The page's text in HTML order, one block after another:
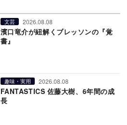
文芸 2026.08.08
濱口竜介が紐解くブレッソンの『覚
書』
趣味・実用 2026.08.08
FANTASTICS 佐藤大樹、6年間の成
長